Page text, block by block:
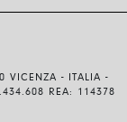
VICENZA - ITALIA -
REA: 114378